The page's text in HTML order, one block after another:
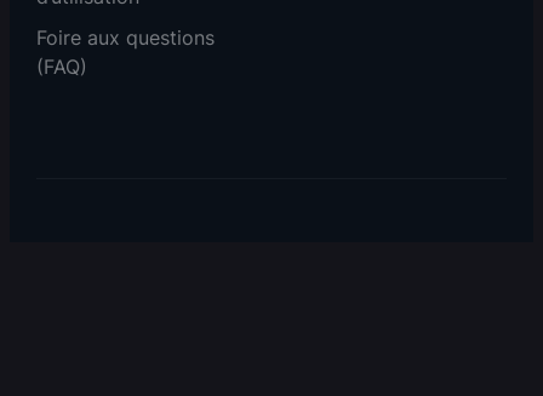
Foire aux questions
(FAQ)